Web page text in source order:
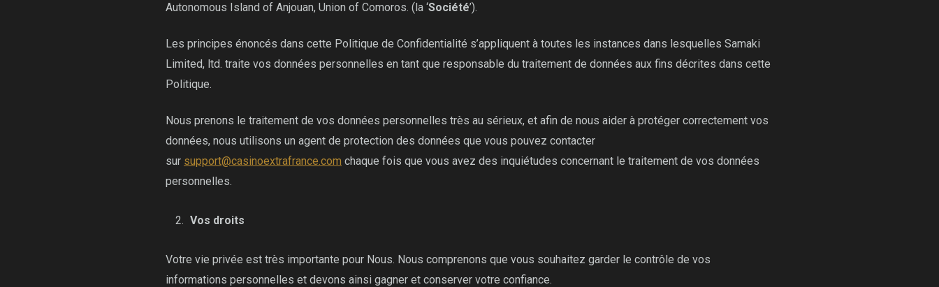
Autonomous Island of Anjouan, Union of Comoros. (la ‘Société’).
Les principes énoncés dans cette Politique de Confidentialité s’appliquent à toutes les instances dans lesquelles Samaki
Limited, ltd. traite vos données personnelles en tant que responsable du traitement de données aux fins décrites dans cette
Politique.
Nous prenons le traitement de vos données personnelles très au sérieux, et afin de nous aider à protéger correctement vos
données, nous utilisons un agent de protection des données que vous pouvez contacter
sur support@casinoextrafrance.com chaque fois que vous avez des inquiétudes concernant le traitement de vos données
personnelles.
Vos droits
Votre vie privée est très importante pour Nous. Nous comprenons que vous souhaitez garder le contrôle de vos
informations personnelles et devons ainsi gagner et conserver votre confiance.